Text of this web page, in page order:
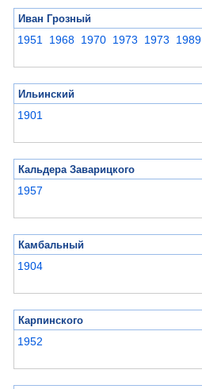
Иван Грозный
1951 1968 1970 1973 1973 1989
Ильинский
1901
Кальдера Заварицкого
1957
Камбальный
1904
Карпинского
1952